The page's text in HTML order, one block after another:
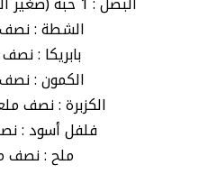
الشطة :
بابريكا :
الكمون :
الكزبرة : نصف
فلفل أسود :
ملح : نصف